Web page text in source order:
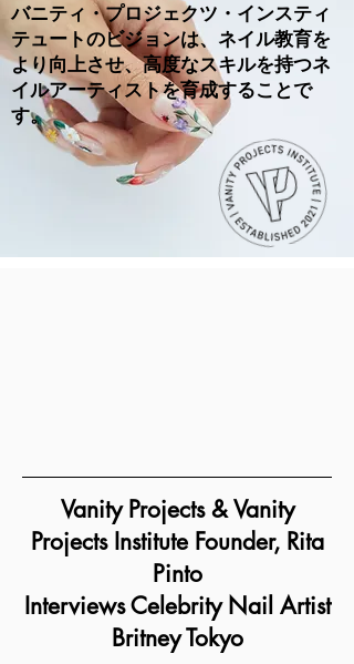
バニティ・プロジェクツ・インスティ
テュートのビジョンは、ネイル教育を
より向上させ、高度なスキルを持つネ
イルアーティストを育成することで
す。
Vanity Projects & Vanity
Projects Institute Founder, Rita
Pinto
Interviews Celebrity Nail Artist
Britney Tokyo